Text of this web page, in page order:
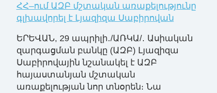
ՀՀ–ում ԱԶԲ մշտական առաքելությունը
գլխավորել է Լյազիզա Սաբիրովան
ԵՐԵՎԱՆ, 29 ապրիլի․/ԱՌԿԱ/․ Ասիական
զարգացման բանկը (ԱԶԲ) Լյազիզա
Սաբիրովային նշանակել է ԱԶԲ
հայաստանյան մշտական
առաքելության նոր տնօրեն։ Նա